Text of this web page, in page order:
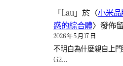
「Lau」於〈小米
惑的綜合體〉發佈
2026 年 5 月 17 日
不明白為什麼親自上
G2…